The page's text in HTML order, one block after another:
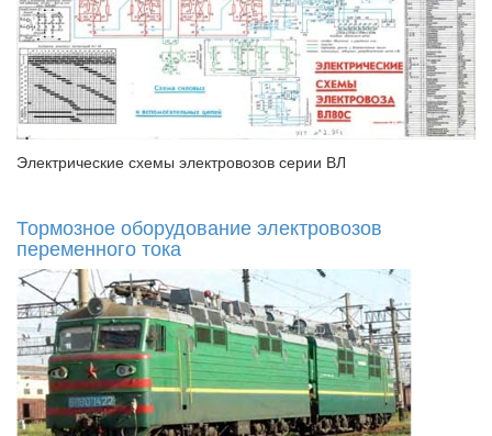
Электрические схемы электровозов серии ВЛ
Тормозное оборудование электровозов
переменного тока